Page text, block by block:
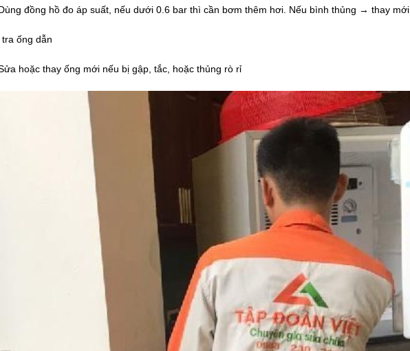
đồng hồ đo áp suất, nếu dưới 0.6 bar thì cần bơm thêm hơi. Nếu bình thủng → thay mới.
ống dẫn
hoặc thay ống mới nếu bị gập, tắc, hoặc thủng rò rỉ